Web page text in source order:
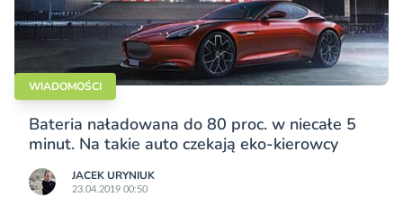
WIADOMOŚCI
Bateria naładowana do 80 proc. w niecałe 5
minut. Na takie auto czekają eko-kierowcy
JACEK URYNIUK
23.04.2019 00:50